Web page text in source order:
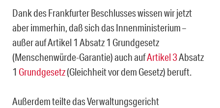
Dank des Frankfurter Beschlusses wissen wir jetzt
aber immerhin, daß sich das Innenministerium –
außer auf Artikel 1 Absatz 1 Grundgesetz
(Menschenwürde-Garantie) auch aufArtikel 3Absatz
1 Grundgesetz(Gleichheit vor dem Gesetz) beruft.
Außerdem teilte das Verwaltungsgericht